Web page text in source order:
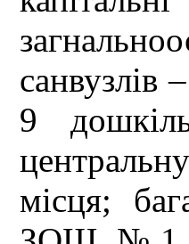
санвузлів
9
місця;